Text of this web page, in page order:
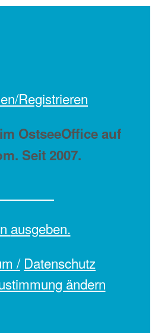
Registrieren
im OstseeOffice auf
Seit 2007.
ausgeben.
/ Datenschutz
ändern